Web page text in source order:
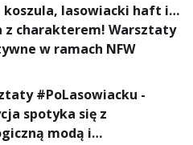
koszula, lasowiacki haft i…
z charakterem! Warsztaty
w ramach NFW
#PoLasowiacku -
spotyka się z
modą i